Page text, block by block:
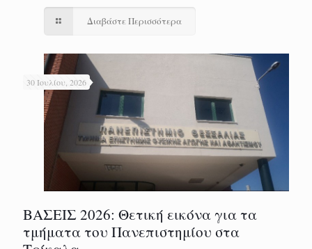
Διαβάστε Περισσότερα
30 Ιουλίου, 2026
ΒΑΣΕΙΣ 2026: Θετική εικόνα για τα
τμήματα του Πανεπιστημίου στα